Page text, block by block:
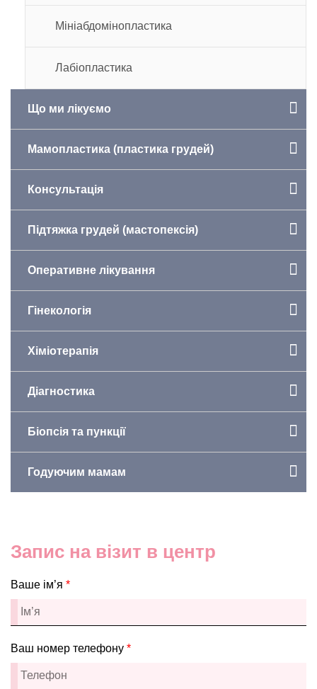
Мініабдомінопластика
Лабіопластика
Що ми лікуємо
Мамопластика (пластика грудей)
Консультація
Підтяжка грудей (мастопексія)
Оперативне лікування
Гінекологія
Хіміотерапія
Діагностика
Біопсія та пункції
Годуючим мамам
Запис на візит в центр
Ваше ім’я *
Ваш номер телефону *